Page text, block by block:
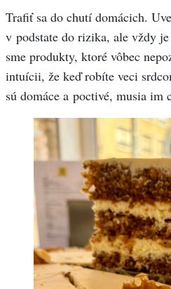
Trafiť sa do chutí domácich.
v podstate do rizika, ale vždy
sme produkty, ktoré vôbec
intuícii, že keď robíte veci
sú domáce a poctivé, musia im